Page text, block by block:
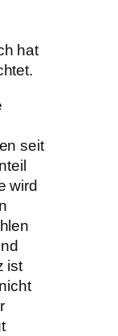
hat
seit
wird
ist